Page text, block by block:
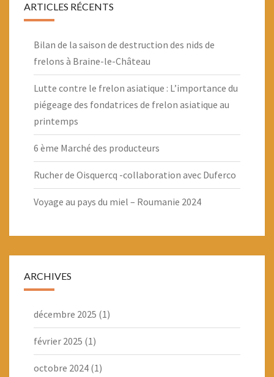
ARTICLES RÉCENTS
Bilan de la saison de destruction des nids de
frelons à Braine-le-Château
Lutte contre le frelon asiatique : L’importance du
piégeage des fondatrices de frelon asiatique au
printemps
6 ème Marché des producteurs
Rucher de Oisquercq -collaboration avec Duferco
Voyage au pays du miel – Roumanie 2024
ARCHIVES
décembre 2025 (1)
février 2025 (1)
octobre 2024 (1)